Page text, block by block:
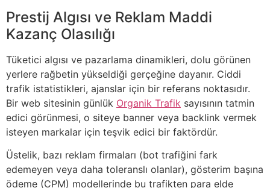
Prestij Algısı ve Reklam Maddi
Kazanç Olasılığı
Tüketici algısı ve pazarlama dinamikleri, dolu görünen
yerlere rağbetin yükseldiği gerçeğine dayanır. Ciddi
trafik istatistikleri, ajanslar için bir referans noktasıdır.
Bir web sitesinin günlük Organik Trafik sayısının tatmin
edici görünmesi, o siteye banner veya backlink vermek
isteyen markalar için teşvik edici bir faktördür.
Üstelik, bazı reklam firmaları (bot trafiğini fark
edemeyen veya daha toleranslı olanlar), gösterim başına
ödeme (CPM) modellerinde bu trafikten para elde